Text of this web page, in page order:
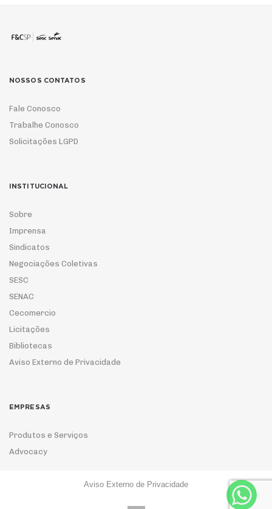
NOSSOS CONTATOS
Fale Conosco
Trabalhe Conosco
Solicitações LGPD
INSTITUCIONAL
Sobre
Imprensa
Sindicatos
Negociações Coletivas
SESC
SENAC
Cecomercio
Licitações
Bibliotecas
Aviso Externo de Privacidade
EMPRESAS
Produtos e Serviços
Advocacy
Aviso Externo de Privacidade